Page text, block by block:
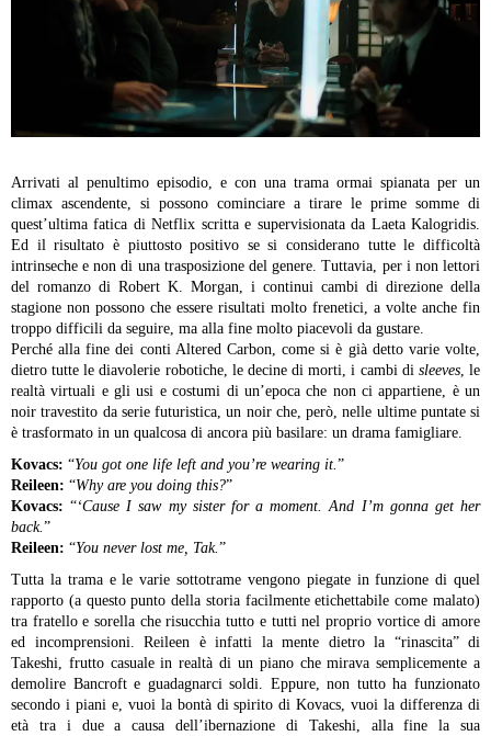
Arrivati al penultimo episodio, e con una trama ormai spianata per un
climax ascendente, si possono cominciare a tirare le prime somme di
quest’ultima fatica di Netflix scritta e supervisionata da Laeta Kalogridis.
Ed il risultato è piuttosto positivo se si considerano tutte le difficoltà
intrinseche e non di una trasposizione del genere. Tuttavia, per i non lettori
del romanzo di Robert K. Morgan, i continui cambi di direzione della
stagione non possono che essere risultati molto frenetici, a volte anche fin
troppo difficili da seguire, ma alla fine molto piacevoli da gustare.
Perché alla fine dei conti Altered Carbon, come si è già detto varie volte,
dietro tutte le diavolerie robotiche, le decine di morti, i cambi di sleeves, le
realtà virtuali e gli usi e costumi di un’epoca che non ci appartiene, è un
noir travestito da serie futuristica, un noir che, però, nelle ultime puntate si
è trasformato in un qualcosa di ancora più basilare: un drama famigliare.
Kovacs: “You got one life left and you’re wearing it. ”
Reileen: “Why are you doing this?”
Kovacs: “‘Cause I saw my sister for a moment. And I’m gonna get her
back. ”
Reileen: “You never lost me, Tak. ”
Tutta la trama e le varie sottotrame vengono piegate in funzione di quel
rapporto (a questo punto della storia facilmente etichettabile come malato)
tra fratello e sorella che risucchia tutto e tutti nel proprio vortice di amore
ed incomprensioni. Reileen è infatti la mente dietro la “rinascita” di
Takeshi, frutto casuale in realtà di un piano che mirava semplicemente a
demolire Bancroft e guadagnarci soldi. Eppure, non tutto ha funzionato
secondo i piani e, vuoi la bontà di spirito di Kovacs, vuoi la differenza di
età tra i due a causa dell’ibernazione di Takeshi, alla fine la sua